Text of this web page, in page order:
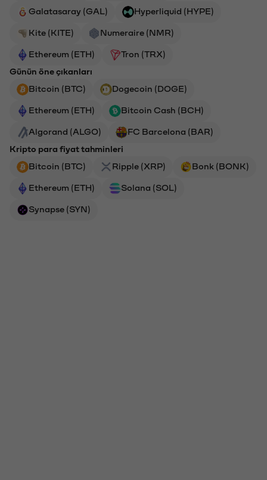
Galatasaray (GAL) Hyperliquid (HYPE)
Kite (KITE) Numeraire (NMR)
Ethereum (ETH)
Tron (TRX)
Günün öne çıkanları
Bitcoin (BTC)
Dogecoin (DOGE)
Ethereum (ETH) Bitcoin Cash (BCH)
Algorand (ALGO)
FC Barcelona (BAR)
Kripto para fiyat tahminleri
Bitcoin (BTC)
Ripple (XRP) Bonk (BONK)
Ethereum (ETH) Solana (SOL)
Synapse (SYN)